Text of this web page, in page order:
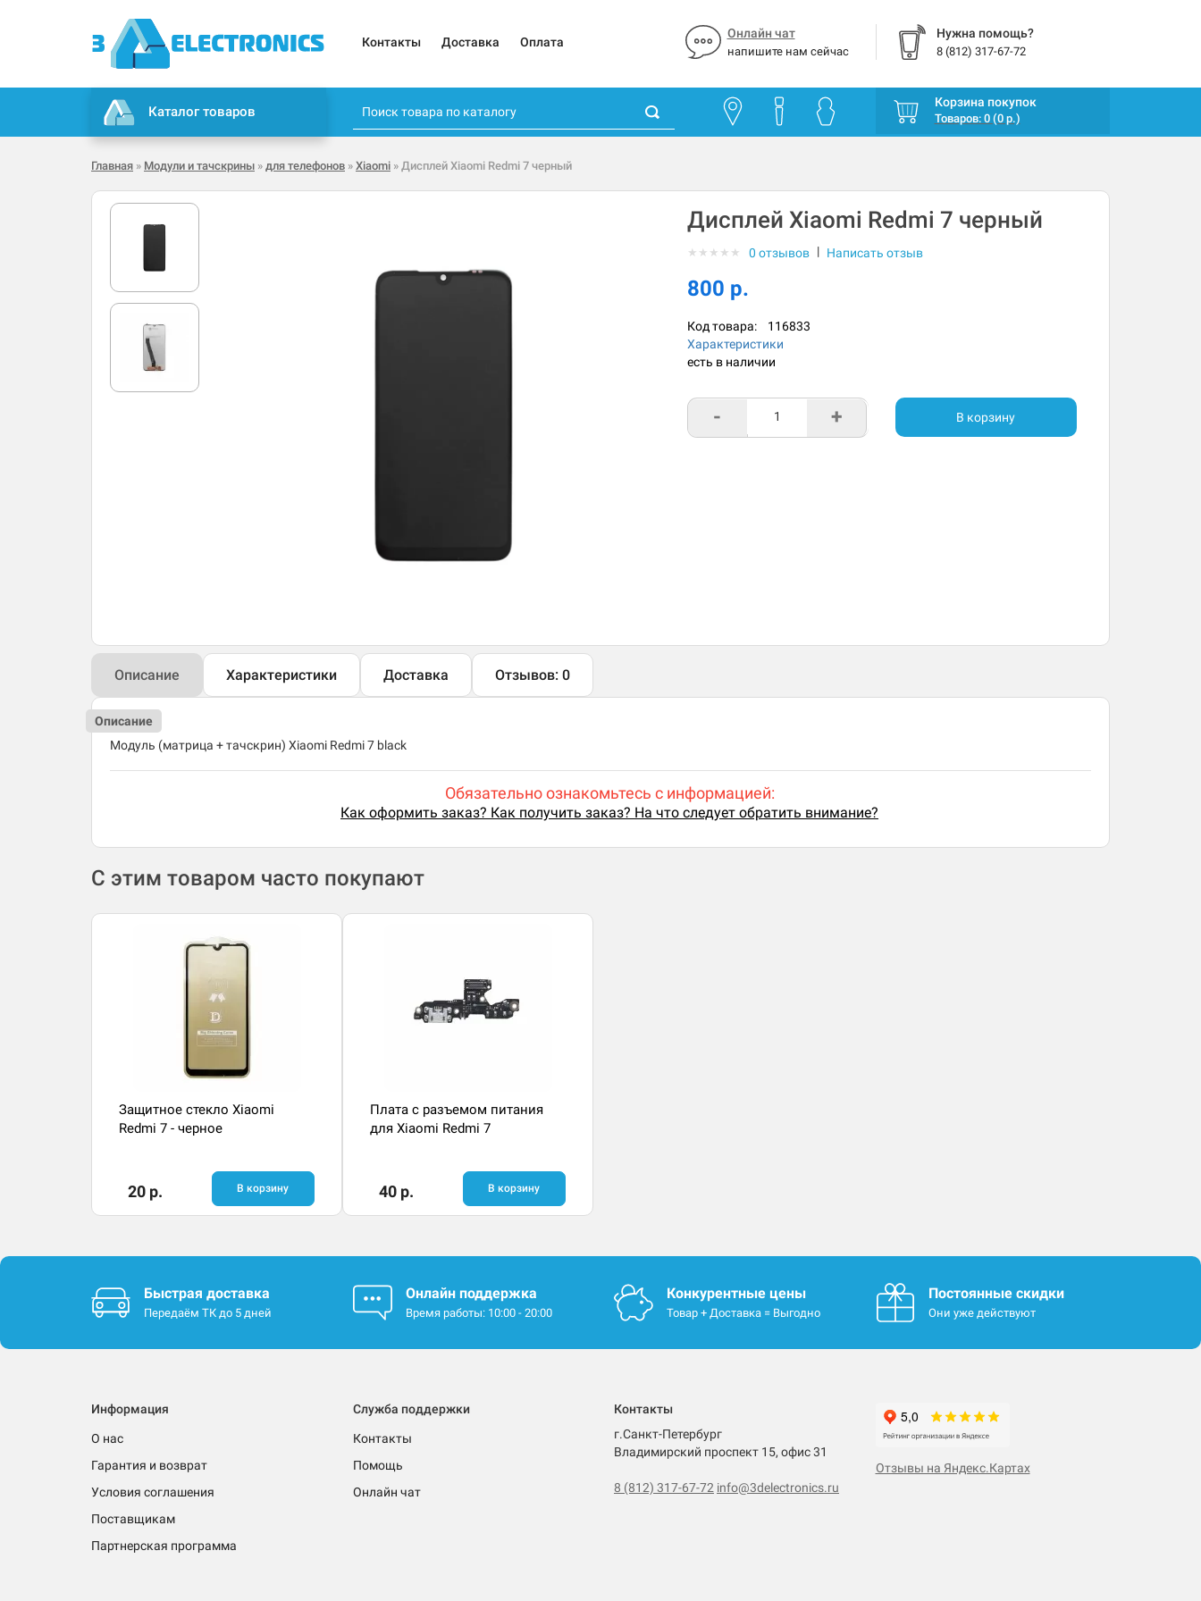
Контакты Доставка Оплата
Онлайн чат
напишите нам сейчас
Нужна помощь?
8 (812) 317-67-72
Каталог товаров
Корзина покупок
Товаров: 0 (0 р.)
Главная » Модули и тачскрины » для телефонов » Xiaomi » Дисплей Xiaomi Redmi 7 черный
Дисплей Xiaomi Redmi 7 черный
★ ★ ★ ★ ★ 0 отзывов | Написать отзыв
800 р.
Код товара: 116833
Характеристики
есть в наличии
- + В корзину
Описание Характеристики Доставка Отзывов: 0
Описание
Модуль (матрица + тачскрин) Xiaomi Redmi 7 black
Обязательно ознакомьтесь с информацией:
Как оформить заказ? Как получить заказ? На что следует обратить внимание?
С этим товаром часто покупают
Защитное стекло Xiaomi
Redmi 7 - черное
20 р. В корзину
Плата с разъемом питания
для Xiaomi Redmi 7
40 р. В корзину
Быстрая доставка
Передаём ТК до 5 дней
Онлайн поддержка
Время работы: 10:00 - 20:00
Конкурентные цены
Товар + Доставка = Выгодно
Постоянные скидки
Они уже действуют
Информация
О нас
Гарантия и возврат
Условия соглашения
Поставщикам
Партнерская программа
Служба поддержки
Контакты
Помощь
Онлайн чат
Контакты
г.Санкт-Петербург
Владимирский проспект 15, офис 31
8 (812) 317-67-72 info@3delectronics.ru
Отзывы на Яндекс.Картах